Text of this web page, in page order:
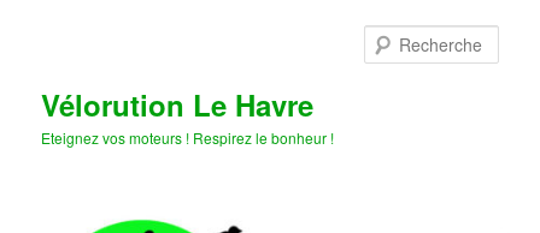
Vélorution Le Havre
Eteignez vos moteurs ! Respirez le bonheur !